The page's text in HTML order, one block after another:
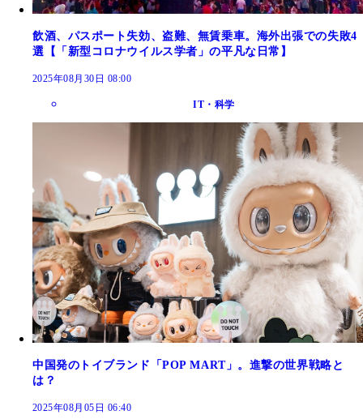
飲酒、パスポート失効、盗難、無賃乗車。海外出張での失敗4
選【「新型コロナウイルス学者」の平凡な日常】
2025年08月30日 08:00
IT・科学
中国発のトイブランド「POP MART」。進撃の世界戦略と
は？
2025年08月05日 06:40